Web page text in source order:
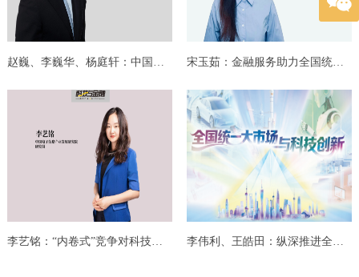
宋玉茹：金融服务助力全国统一大市场建设：内...
李艺铭：“内卷式”竞争对科技创新的影响机制与... 李伟利、王皓田：纵深推进全国统一大市场建设...